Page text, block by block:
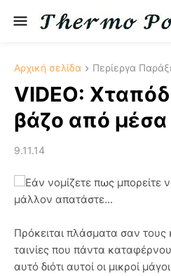
Αρχική σελίδα Περίεργα
VIDEO:
βάζο από μέσα
9.11.14
Εάν νομίζετε πως μπορείτε
μάλλον απατάστε...
Πρόκειται πλάσματα σαν τους
ταινίες που πάντα
αυτό διότι αυτοί οι μικροί